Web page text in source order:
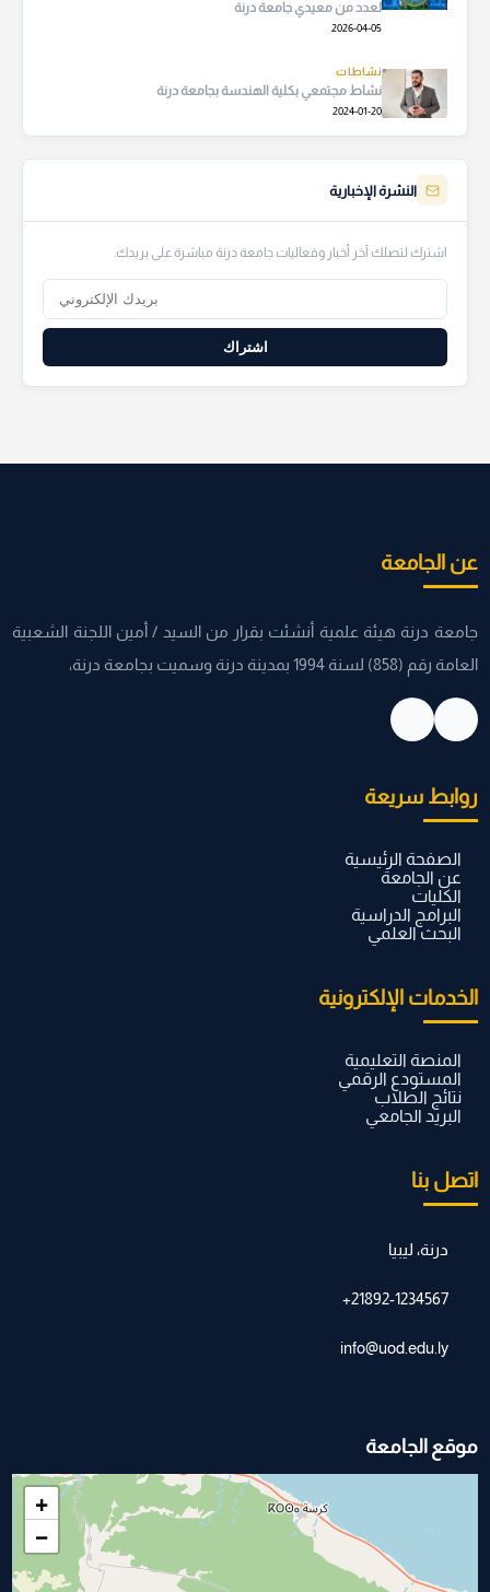
لعدد من معيدي جامعة درنة
2026-04-05
نشاطات
نشاط مجتمعي بكلية الهندسة بجامعة درنة
2024-01-20
النشرة الإخبارية
اشترك لتصلك آخر أخبار وفعاليات جامعة درنة مباشرة على بريدك.
اشتراك
عن الجامعة
جامعة درنة هيئة علمية أنشئت بقرار من السيد / أمين اللجنة الشعبية
العامة رقم (858) لسنة 1994 بمدينة درنة وسميت بجامعة درنة،
روابط سريعة
الصفحة الرئيسية
عن الجامعة
الكليات
البرامج الدراسية
البحث العلمي
الخدمات الإلكترونية
المنصة التعليمية
المستودع الرقمي
نتائج الطلاب
البريد الجامعي
اتصل بنا
درنة، ليبيا
21892-1234567+
info@uod.edu.ly
موقع الجامعة
+
−